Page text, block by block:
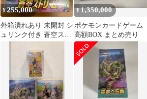
¥255,000
外箱潰れあり 未開封 シ
ュリンク付き 蒼空スト
ポケカ ポケモン ポケモ
ンカード ソード&シー
¥1,350,000
ポケモンカードゲーム
高額BOX まとめ売り